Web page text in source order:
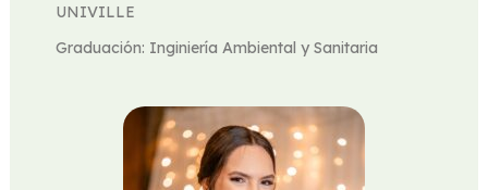
UNIVILLE
Graduación: Inginiería Ambiental y Sanitaria